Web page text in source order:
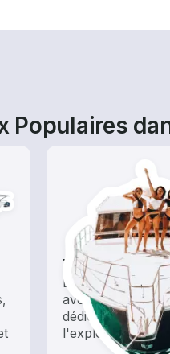
Populaires
Tours
Explorez les
avec une
dédiée au
l'exploration